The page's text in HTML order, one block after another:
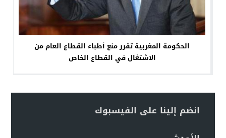
الحكومة المغربية تقرر منع أطباء القطاع العام من
الاشتغال في القطاع الخاص
انضم إلينا على الفيسبوك